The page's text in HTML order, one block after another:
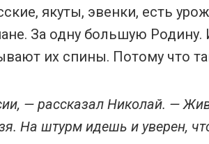
якуты, эвенки, есть
За одну большую Родину.
их спины. Потому что
— рассказал Николай. —
На штурм идешь и уверен,